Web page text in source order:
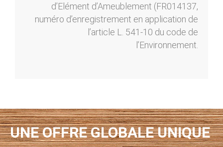
d’Elément d’Ameublement (FR014137,
numéro d’enregistrement en application de
l’article L. 541-10 du code de
l’Environnement.
UNE OFFRE GLOBALE UNIQUE